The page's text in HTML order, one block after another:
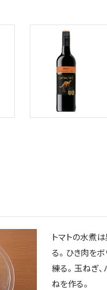
トマトの水煮
る。ひき肉を
練る。玉ねぎ、
ねを作る。